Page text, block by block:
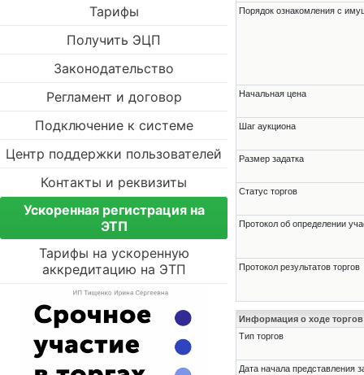
Тарифы
Получить ЭЦП
Законодательство
Регламент и договор
Подключение к системе
Центр поддержки пользователей
Контакты и реквизиты
Ускоренная регистрация на
ЭТП
Тарифы на ускоренную
аккредитацию на ЭТП
Порядок ознакомления с
Начальная цена
Шаг аукциона
Размер задатка
Статус торгов
Протокол об определении
Протокол результатов торгов
Информация о ходе торгов
Тип торгов
Дата начала представления